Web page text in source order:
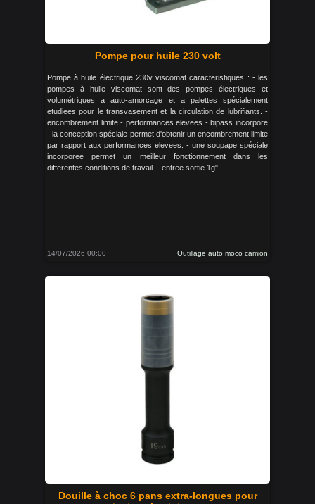
Pompe pour huile 230 volt
Pompe à huile électrique 230v viscomat caracteristiques : - les
pompes à huile viscomat sont des pompes électriques et
volumétriques a auto-amorcage et a palettes spécialement
etudiees pour le transvasement et la circulation de lubrifiants. -
encombrement limite - performances elevees - bipass incorpore
- la conception spéciale permet d'obtenir un encombrement limite
par rapport aux performances elevees. - une soupape spéciale
incorporee permet un meilleur fonctionnement dans les
differentes conditions de travail. - entree sortie 1g"
14/07/2026 00:00 Outillage auto moco camion
Douille à choc 6 pans extra-longues pour